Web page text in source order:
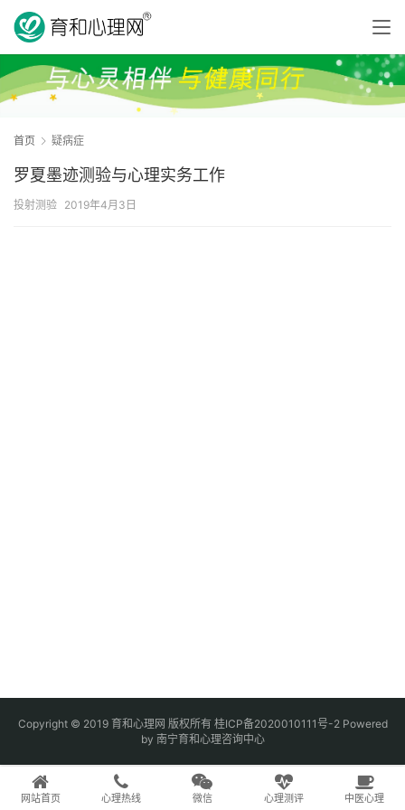
首页 疑病症
罗夏墨迹测验与心理实务工作
投射测验 2019年4月3日
Copyright © 2019 育和心理网 版权所有 桂ICP备2020010111号-2Powered
by 南宁育和心理咨询中心
网站首页 心理热线 微信 心理测评 中医心理